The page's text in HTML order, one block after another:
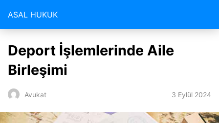
ASAL HUKUK
Deport İşlemlerinde Aile
Birleşimi
Avukat 3 Eylül 2024